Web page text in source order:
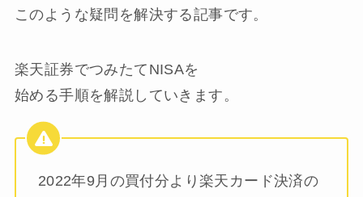
このような疑問を解決する記事です。
楽天証券でつみたてNISAを
始める手順を解説していきます。
2022年9月の買付分より楽天カード決済の